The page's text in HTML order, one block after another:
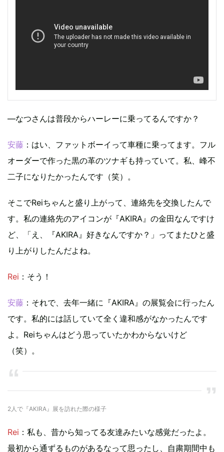
―なつさんは普段からハーレーに乗ってるんですか？
安藤 ：はい、ファットボーイって車種に乗ってます。フル
オーダーで作った黒の革のツナギも持っていて。私、峰不
二子になりたかったんです（笑）。
そこでReiちゃんと盛り上がって、連絡先を交換したんで
す。私の連絡先のアイコンが『AKIRA』の金田なんですけ
ど、「え、『AKIRA』好きなんですか？」ってまたひと盛
り上がりしたんだよね。
Rei ：そう！
安藤 ：それで、去年一緒に『AKIRA』の展覧会に行ったん
です。私的には話していて全く違和感がなかったんです
よ。Reiちゃんはどう思っていたかわからないけど
（笑）。
2人で『AKIRA』展を訪れた際の様子
Rei ：私も、昔から知ってる友達みたいな感覚だったよ。
最初から通ずるものがあるなって思ったし、自粛期間中も